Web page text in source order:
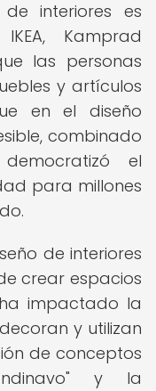
interiores es
Kamprad
las personas
y artículos
en el diseño
combinado
el
para millones
de interiores
crear espacios
impactado la
y utilizan
de conceptos
y la